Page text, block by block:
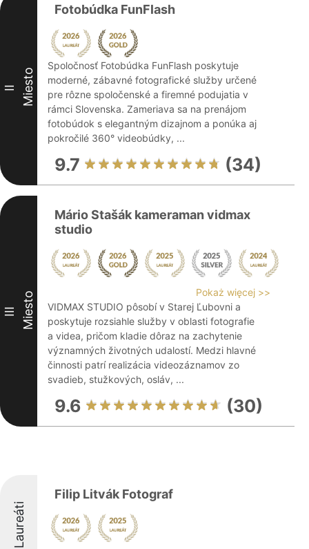
II Miesto
Fotobúdka FunFlash
Spoločnosť Fotobúdka FunFlash poskytuje
moderné, zábavné fotografické služby určené
pre rôzne spoločenské a firemné podujatia v
rámci Slovenska. Zameriava sa na prenájom
fotobúdok s elegantným dizajnom a ponúka aj
pokročilé 360° videobúdky, ...
9.7 (34)
III Miesto
Mário Stašák kameraman vidmax
studio
Pokaż więcej >>
VIDMAX STUDIO pôsobí v Starej Ľubovni a
poskytuje rozsiahle služby v oblasti fotografie
a videa, pričom kladie dôraz na zachytenie
významných životných udalostí. Medzi hlavné
činnosti patrí realizácia videozáznamov zo
svadieb, stužkových, osláv, ...
9.6 (30)
Laureáti
Filip Litvák Fotograf